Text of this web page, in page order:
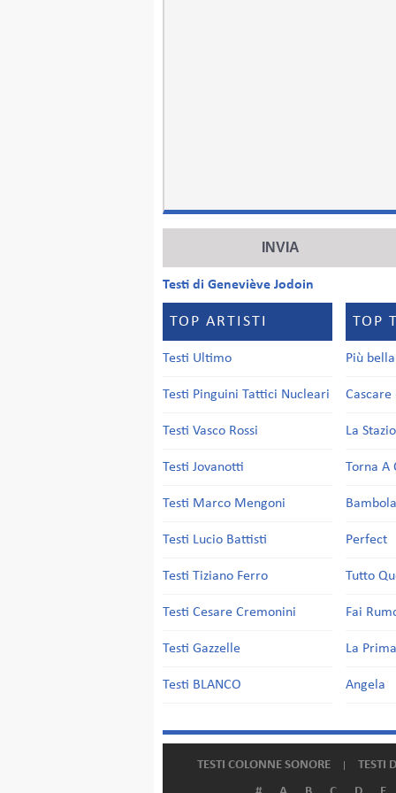
Testi di Geneviève Jodoin
TOP ARTISTI
Testi Ultimo
Testi Pinguini Tattici Nucleari
Testi Vasco Rossi
Testi Jovanotti
Testi Marco Mengoni
Testi Lucio Battisti
Testi Tiziano Ferro
Testi Cesare Cremonini
Testi Gazzelle
Testi BLANCO
TOP
Più
Cascare
La
Torna A
Bambola
Perfect
Tutto
Fai
La
Angela
TESTI COLONNE SONORE TESTI